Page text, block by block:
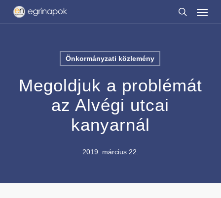
Skip
search
Menu
Önkormányzati közlemény
Megoldjuk a problémát
az Alvégi utcai
kanyarnál
2019. március 22.